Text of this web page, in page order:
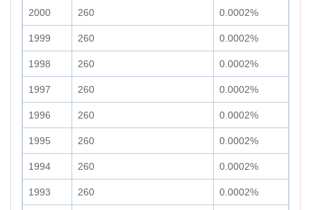
2000 260 0.0002%
1999 260 0.0002%
1998 260 0.0002%
1997 260 0.0002%
1996 260 0.0002%
1995 260 0.0002%
1994 260 0.0002%
1993 260 0.0002%